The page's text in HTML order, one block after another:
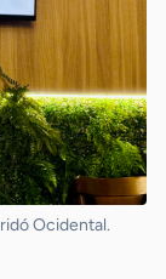
Ocidental.